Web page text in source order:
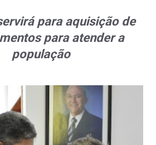
para aquisição de
para atender a
população